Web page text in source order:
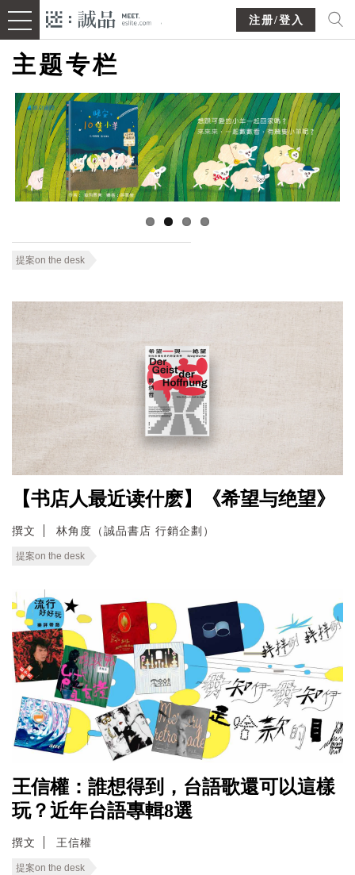
注册/登入
主题专栏
提案on the desk
【书店人最近读什麽】《希望与绝望》
撰文 林角度（誠品書店 行銷企劃）
提案on the desk
王信權：誰想得到，台語歌還可以這樣
玩？近年台語專輯8選
撰文 王信權
提案on the desk